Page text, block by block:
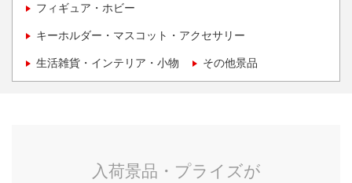
フィギュア・ホビー
キーホルダー・マスコット・アクセサリー
生活雑貨・インテリア・小物 その他景品